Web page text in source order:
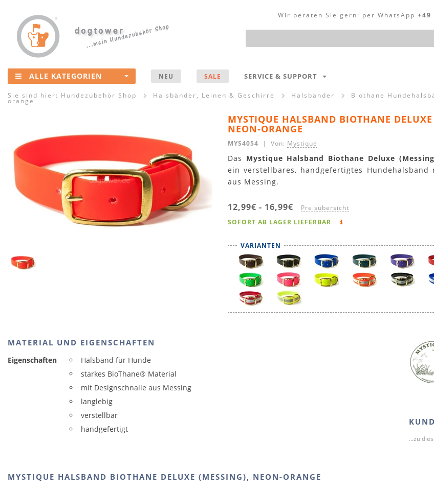
Wir beraten Sie gern: per WhatsApp +49
Produktsuche
ALLE KATEGORIEN NEU SALE SERVICE & SUPPORT
Sie sind hier: Hundezubehör Shop Halsbänder, Leinen & Geschirre Halsbänder Biothane
orange
MYSTIQUE HALSBAND BIOTHANE
NEON-ORANGE
MYS4054 | Von: Mystique
Das Mystique Halsband Biothane Deluxe
ein verstellbares, handgefertigtes Hundehalsband
aus Messing.
12,99€ - 16,99€ Preisübersicht
SOFORT AB LAGER LIEFERBAR
VARIANTEN
MATERIAL UND EIGENSCHAFTEN
Eigenschaften
Halsband für Hunde
starkes BioThane® Material
mit Designschnalle aus Messing
langlebig
verstellbar
handgefertigt
MYSTIQUE HALSBAND BIOTHANE DELUXE (MESSING), NEON-ORANGE
...zu